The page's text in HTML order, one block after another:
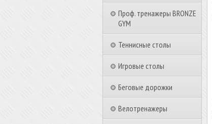
Проф. тренажеры BRONZE
GYM
Теннисные столы
Игровые столы
Беговые дорожки
Велотренажеры